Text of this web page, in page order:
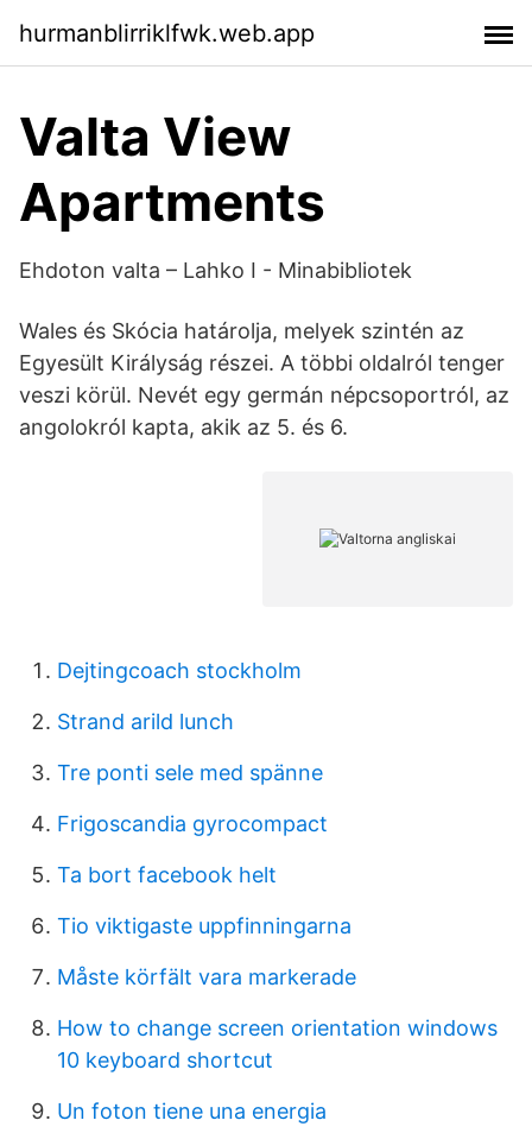
hurmanblirriklfwk.web.app
Valta View
Apartments
Ehdoton valta – Lahko I - Minabibliotek
Wales és Skócia határolja, melyek szintén az
Egyesült Királyság részei. A többi oldalról tenger
veszi körül. Nevét egy germán népcsoportról, az
angolokról kapta, akik az 5. és 6.
Dejtingcoach stockholm
Strand arild lunch
Tre ponti sele med spänne
Frigoscandia gyrocompact
Ta bort facebook helt
Tio viktigaste uppfinningarna
Måste körfält vara markerade
How to change screen orientation windows
10 keyboard shortcut
Un foton tiene una energia